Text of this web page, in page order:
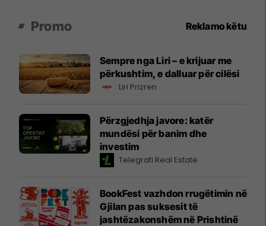
Promo Reklamo këtu
Sempre nga Liri – e krijuar me
përkushtim, e dalluar për cilësi
Liri Prizren
Përzgjedhja javore: katër
mundësi për banim dhe
investim
Telegrafi Real Estate
BookFest vazhdon rrugëtimin në
Gjilan pas suksesit të
jashtëzakonshëm në Prishtinë